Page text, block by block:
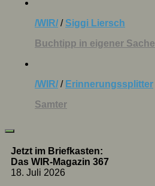
/WIR/ /Siggi Liersch
Buchtipp in eigener Sache
/WIR/ / Erinnerungssplitter
Samter
Jetzt im Briefkasten:
Das WIR-Magazin 367
18. Juli 2026